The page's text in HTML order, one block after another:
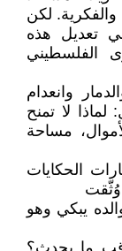
والفكرية. لكن
تعديل هذه
الفلسطيني
وانعدام
لا تمنح
مساحة
الحكايات
وُثّقت
يبكي وهو